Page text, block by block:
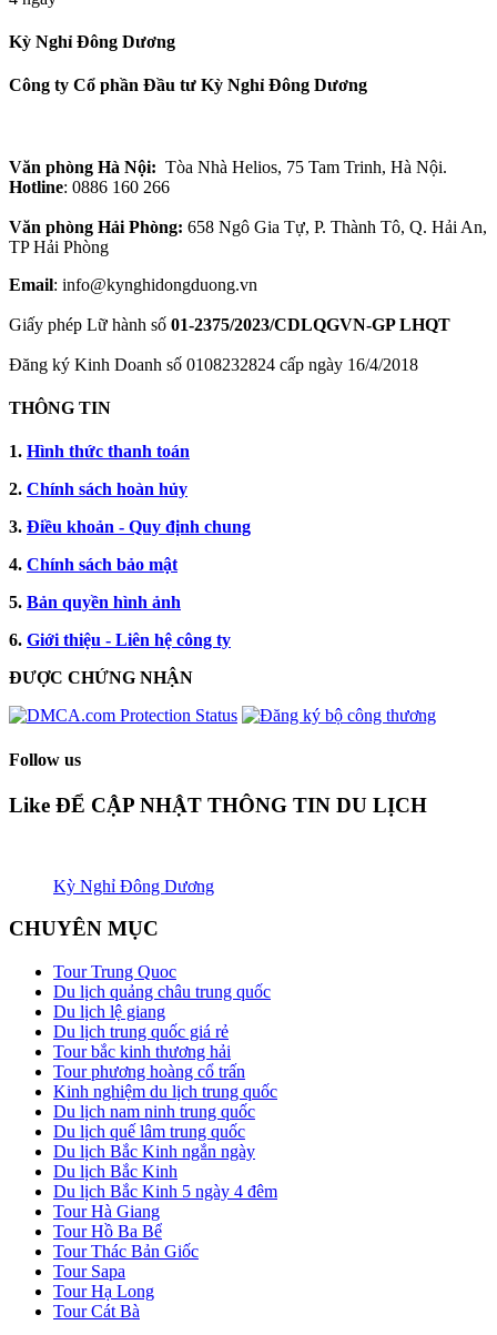
Kỳ Nghỉ Đông Dương
Công ty Cổ phần Đầu tư Kỳ Nghỉ Đông Dương
Văn phòng Hà Nội: Tòa Nhà Helios, 75 Tam Trinh, Hà Nội.
Hotline: 0886 160 266
Văn phòng Hải Phòng: 658 Ngô Gia Tự, P. Thành Tô, Q. Hải An,
TP Hải Phòng
Email: info@kynghidongduong.vn
Giấy phép Lữ hành số 01-2375/2023/CDLQGVN-GP LHQT
Đăng ký Kinh Doanh số 0108232824 cấp ngày 16/4/2018
THÔNG TIN
1. Hình thức thanh toán
2. Chính sách hoàn hủy
3. Điều khoản - Quy định chung
4. Chính sách bảo mật
5. Bản quyền hình ảnh
6. Giới thiệu - Liên hệ công ty
ĐƯỢC CHỨNG NHẬN​
Follow us
Like ĐỂ CẬP NHẬT THÔNG TIN DU LỊCH
Kỳ Nghỉ Đông Dương
CHUYÊN MỤC
Tour Trung Quoc
Du lịch quảng châu trung quốc
Du lịch lệ giang
Du lịch trung quốc giá rẻ
Tour bắc kinh thương hải
Tour phương hoàng cổ trấn
Kinh nghiệm du lịch trung quốc
Du lịch nam ninh trung quốc
Du lịch quế lâm trung quốc
Du lịch Bắc Kinh ngắn ngày
Du lịch Bắc Kinh
Du lịch Bắc Kinh 5 ngày 4 đêm
Tour Hà Giang
Tour Hồ Ba Bể
Tour Thác Bản Giốc
Tour Sapa
Tour Hạ Long
Tour Cát Bà